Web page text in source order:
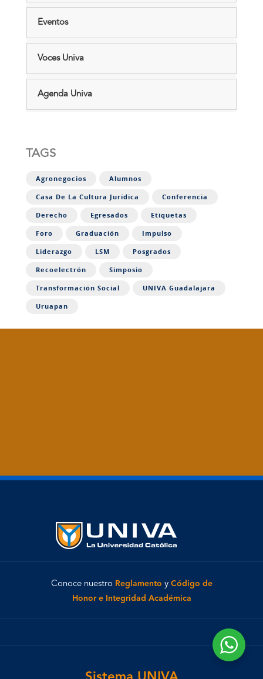
Eventos
Voces Univa
Agenda Univa
TAGS
Agronegocios Alumnos
Casa De La Cultura Jurídica Conferencia
Derecho Egresados Etiquetas
Foro Graduación Impulso
Liderazgo LSM Posgrados
Recoelectrón Simposio
Transformación Social UNIVA Guadalajara
Uruapan
Conoce nuestro Reglamento y Código de
Honor e Integridad Académica